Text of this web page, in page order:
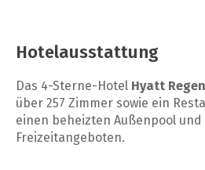
Hotelausstattung
Das 4-Sterne-Hotel Hyatt
über 257 Zimmer sowie ein
einen beheizten Außenpool und
Freizeitangeboten.